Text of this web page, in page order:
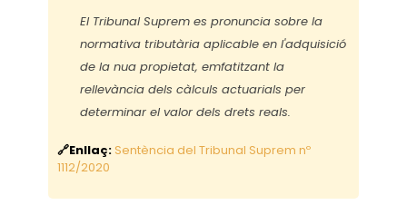
El Tribunal Suprem es pronuncia sobre la
normativa tributària aplicable en l'adquisició
de la nua propietat, emfatitzant la
rellevància dels càlculs actuarials per
determinar el valor dels drets reals.
🔗Enllaç: Sentència del Tribunal Suprem nº
1112/2020